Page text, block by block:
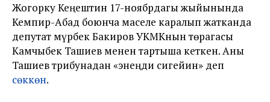
Жогорку Кеңештин 17-ноябрдагы жыйынында
Кемпир-Абад боюнча маселе каралып жатканда
депутат Өмүрбек Бакиров УКМКнын төрагасы
Камчыбек Ташиев менен тартыша кеткен. Аны
Ташиев трибунадан «энеңди сигейин» деп
сөккөн.